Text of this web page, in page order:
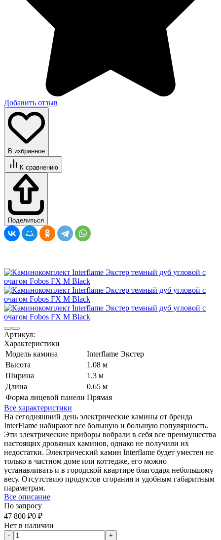
Добавить отзыв
В избранное
К сравнению
Поделиться
Артикул:
Характеристики
Модель камина
Interflame Экстер
Высота
1.08 м
Ширина
1.3 м
Длина
0.65 м
Форма лицевой панели Прямая
Все характеристики
На сегодняшний день электрические камины от бренда
InterFlame набирают все большую и большую популярность.
Эти электрические приборы вобрали в себя все преимущества
настоящих дровяных каминов, однако не получили их
недостатки. Электрический камин Interflame будет уместен не
только в частном доме или коттедже, его можно
устанавливать и в городской квартире благодаря небольшому
весу. Отсутствию продуктов сгорания и удобным габаритным
параметрам.
Все описание
По запросу
47 800 ₽0 ₽
Нет в наличии
-
+